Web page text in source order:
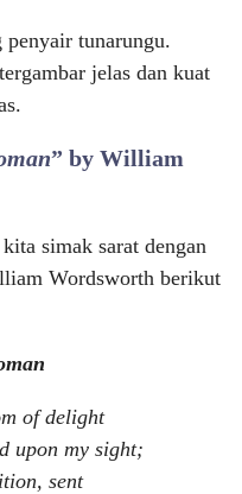
tunarungu.
jelas dan kuat
” by William
simak sarat dengan
Wordsworth berikut
of delight
upon my sight;
sent